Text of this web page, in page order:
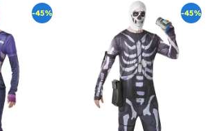
-45% -45%